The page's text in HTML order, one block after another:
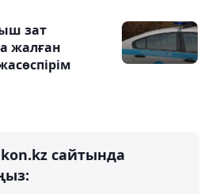
зат
жалған
сайтында